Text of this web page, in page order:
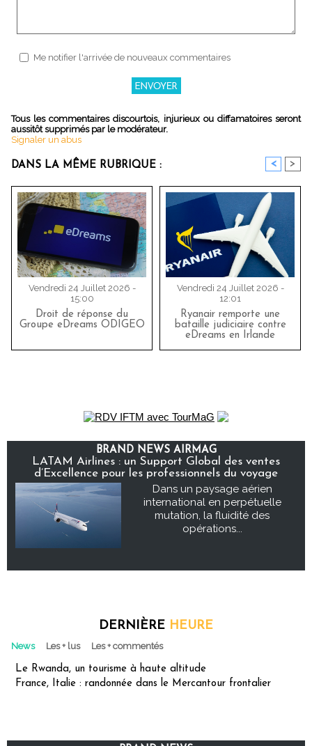
Me notifier l'arrivée de nouveaux commentaires
Tous les commentaires discourtois, injurieux ou diffamatoires seront
aussitôt supprimés par le modérateur.
Signaler un abus
DANS LA MÊME RUBRIQUE : < >
Vendredi 24 Juillet 2026 -
15:00
Droit de réponse du
Groupe eDreams ODIGEO
Vendredi 24 Juillet 2026 -
12:01
Ryanair remporte une
bataille judiciaire contre
eDreams en Irlande
BRAND NEWS AIRMAG
LATAM Airlines : un Support Global des ventes
d’Excellence pour les professionnels du voyage
Dans un paysage aérien
international en perpétuelle
mutation, la fluidité des
opérations...
DERNIÈRE HEURE
News Les + lus Les + commentés
Le Rwanda, un tourisme à haute altitude
France, Italie : randonnée dans le Mercantour frontalier